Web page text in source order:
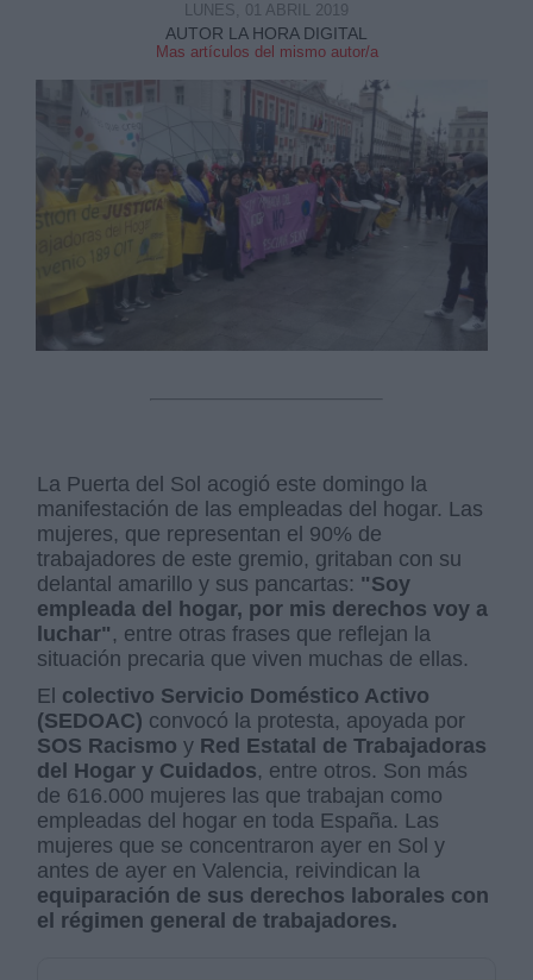
AUTOR LA HORA DIGITAL
Mas artículos del mismo autor/a
LUNES, 01 ABRIL 2019
La Puerta del Sol acogió este domingo la
manifestación de las empleadas del hogar. Las
mujeres, que representan el 90% de
trabajadores de este gremio, gritaban con su
delantal amarillo y sus pancartas: "Soy
empleada del hogar, por mis derechos voy a
luchar" , entre otras frases que reflejan la
situación precaria que viven muchas de ellas.
El colectivo Servicio Doméstico Activo
(SEDOAC) convocó la protesta, apoyada por
SOS Racismo y Red Estatal de Trabajadoras
del Hogar y Cuidados, entre otros. Son más
de 616.000 mujeres las que trabajan como
empleadas del hogar en toda España. Las
mujeres que se concentraron ayer en Sol y
antes de ayer en Valencia, reivindican la
equiparación de sus derechos laborales con
el régimen general de trabajadores.